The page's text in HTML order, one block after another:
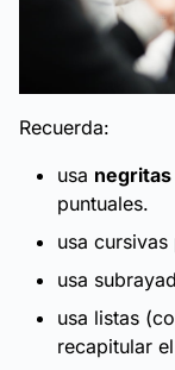
Recuerda:
usa negritas
puntuales.
usa cursivas
usa
usa listas
recapitular